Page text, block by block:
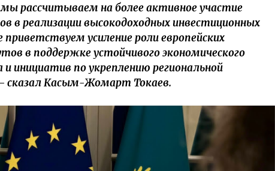
рассчитываем на более активное участие
в реализации высокодоходных инвестиционных
усиление роли европейских
в поддержке устойчивого экономического
инициатив по укреплению региональной
сказал Касым-Жомарт Токаев.